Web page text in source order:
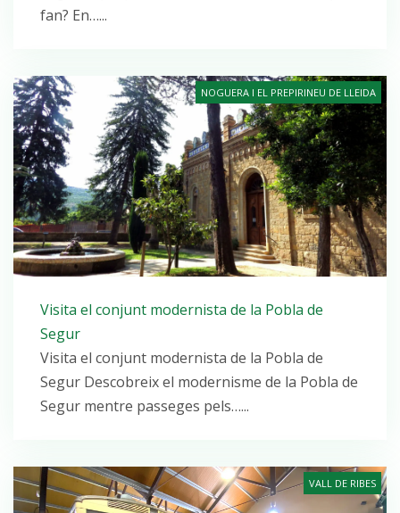
fan? En…...
NOGUERA I EL PREPIRINEU DE LLEIDA
Visita el conjunt modernista de la Pobla de
Segur
Visita el conjunt modernista de la Pobla de
Segur Descobreix el modernisme de la Pobla de
Segur mentre passeges pels…...
VALL DE RIBES